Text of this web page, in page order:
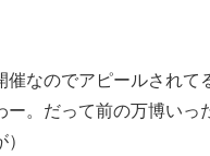
催なのでアピールされて
ー。だって前の万博いっ